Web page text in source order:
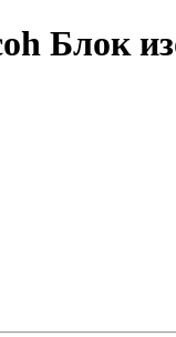
Блок